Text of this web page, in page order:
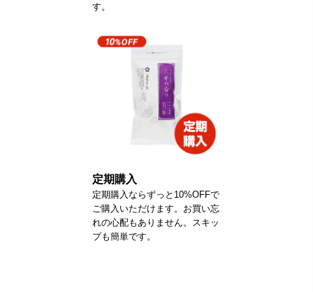
す。
定期購入
定期購入ならずっと10%OFFで
ご購入いただけます。お買い忘
れの心配もありません。スキッ
プも簡単です。